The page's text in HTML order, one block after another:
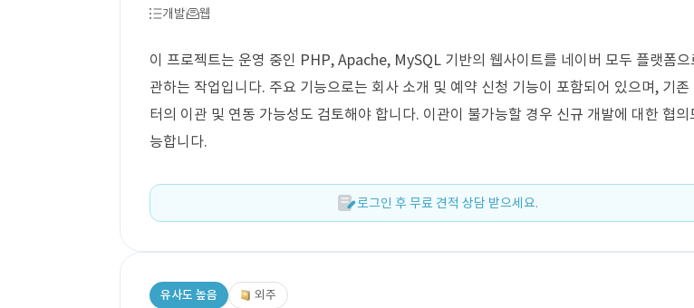
개발
웹
이 프로젝트는 운영 중인 PHP, Apache, MySQL 기반의 웹사이트를 네이버 모두 플랫폼으
관하는 작업입니다. 주요 기능으로는 회사 소개 및 예약 신청 기능이 포함되어 있으며, 기존
터의 이관 및 연동 가능성도 검토해야 합니다. 이관이 불가능할 경우 신규 개발에 대한 협의
능합니다.
로그인 후 무료 견적 상담 받으세요.
유사도 높음 외주